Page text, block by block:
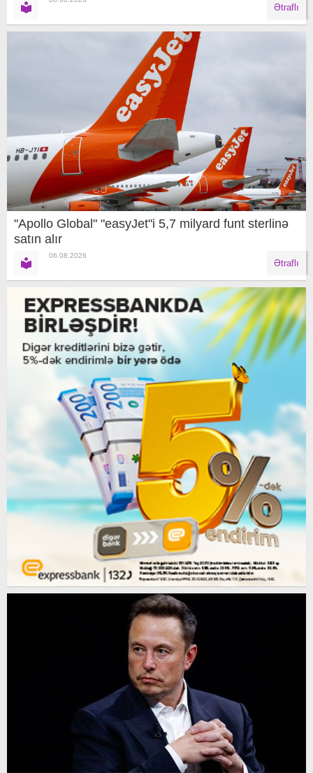
Ətraflı
"Apollo Global" "easyJet"i 5,7 milyard funt sterlinə
satın alır
06.08.2026
Ətraflı